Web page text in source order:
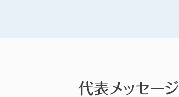
代表メッセージ